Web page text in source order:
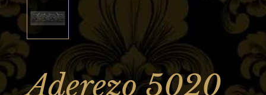
Aderezo 5020